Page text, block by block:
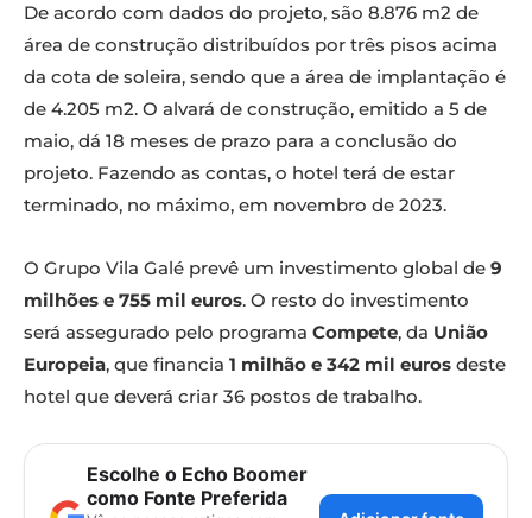
De acordo com dados do projeto, são 8.876 m2 de
área de construção distribuídos por três pisos acima
da cota de soleira, sendo que a área de implantação é
de 4.205 m2. O alvará de construção, emitido a 5 de
maio, dá 18 meses de prazo para a conclusão do
projeto. Fazendo as contas, o hotel terá de estar
terminado, no máximo, em novembro de 2023.
O Grupo Vila Galé prevê um investimento global de 9
milhões e 755 mil euros. O resto do investimento
será assegurado pelo programa Compete, da União
Europeia, que financia 1 milhão e 342 mil euros deste
hotel que deverá criar 36 postos de trabalho.
Escolhe o Echo Boomer
como Fonte Preferida